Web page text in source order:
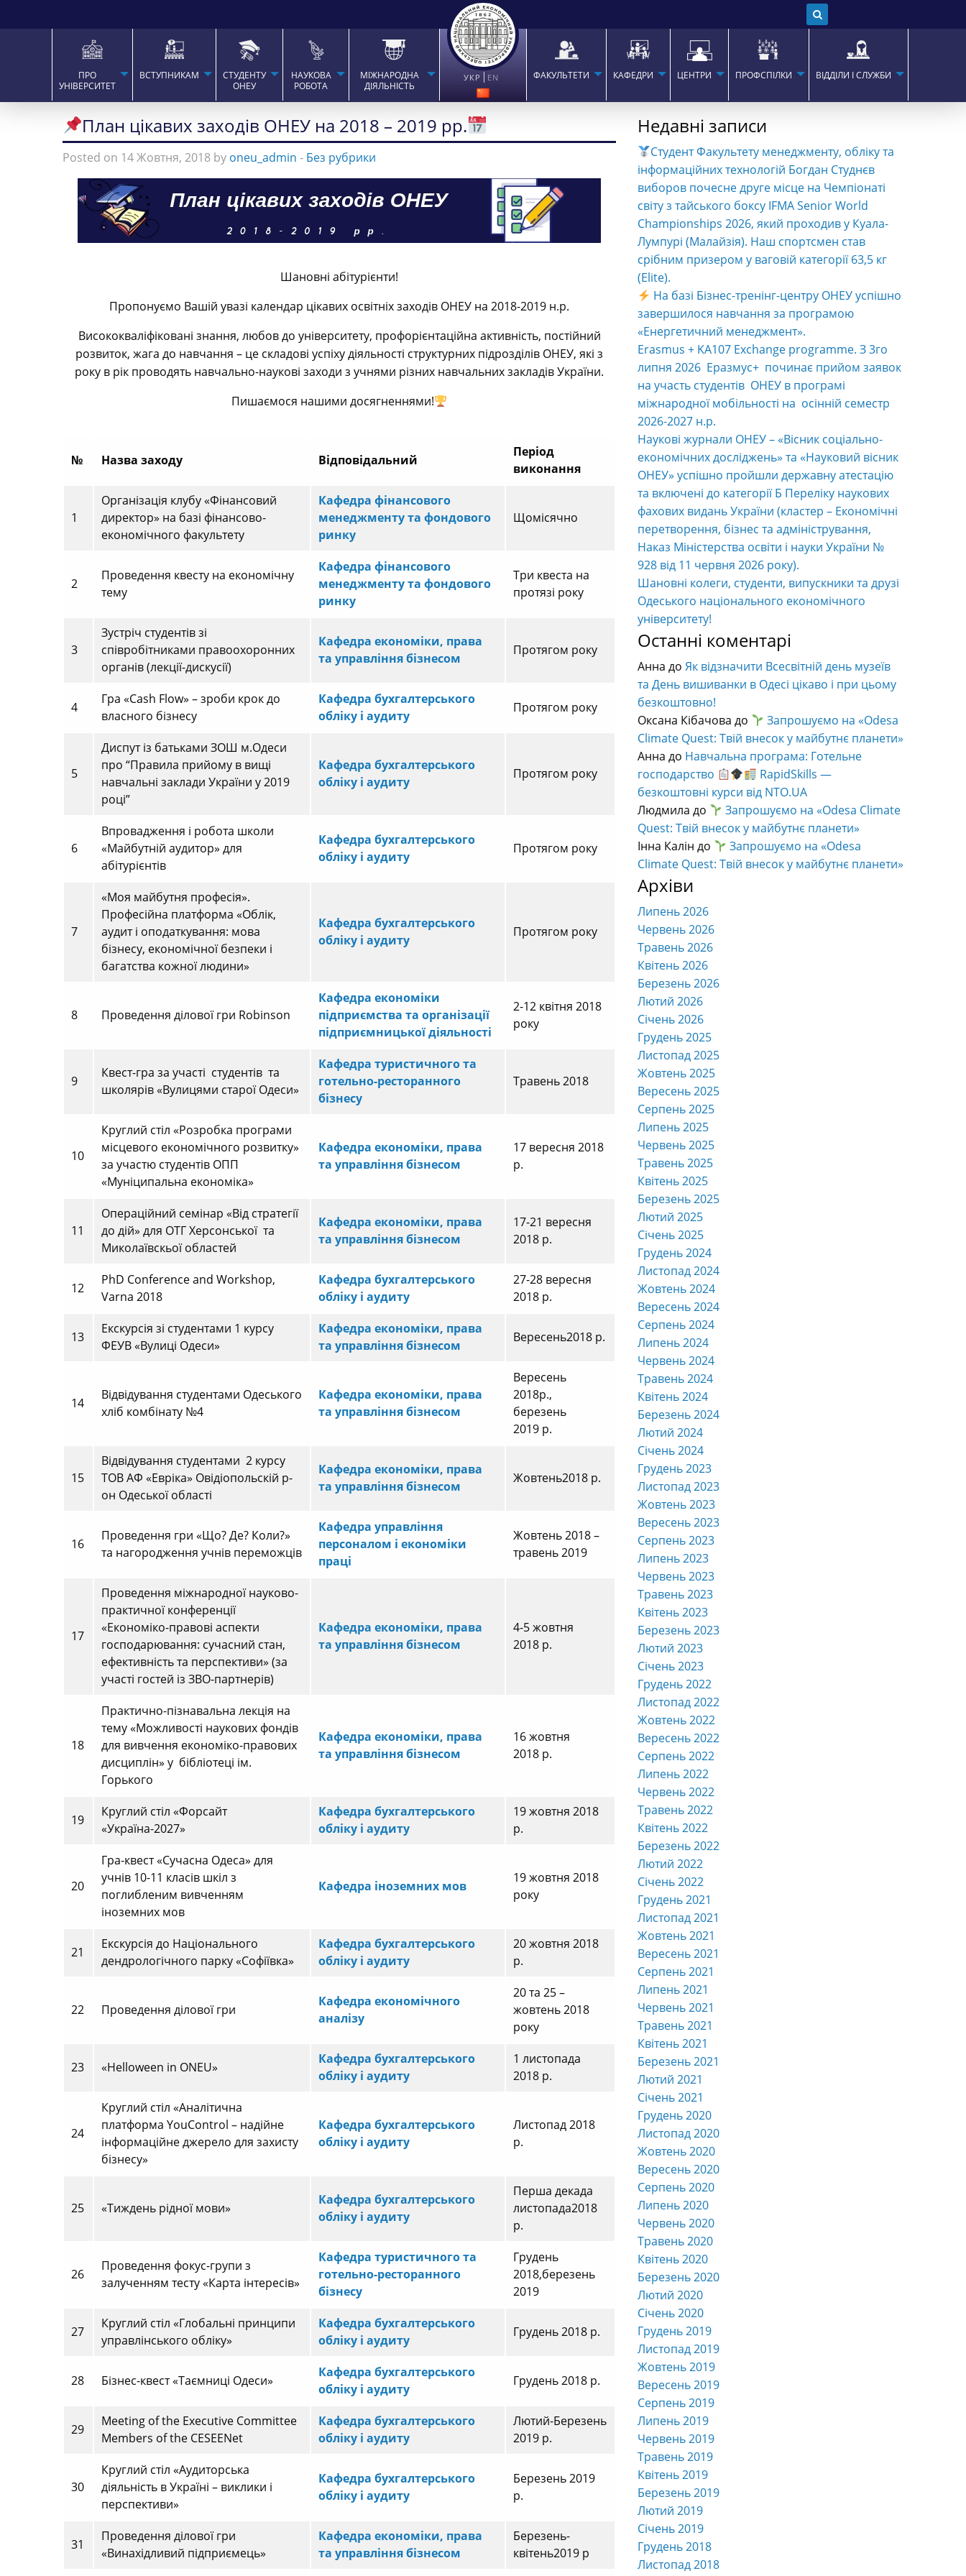
ПРО
УНІВЕРСИТЕТ
ВСТУПНИКАМ
СТУДЕНТУ
ОНЕУ
НАУКОВА
РОБОТА
МІЖНАРОДНА
ДІЯЛЬНІСТЬ
УКР EN ФАКУЛЬТЕТИ КАФЕДРИ ЦЕНТРИ ПРОФСПІЛКИ ВІДДІЛИ І СЛУЖБИ
План цікавих заходів ОНЕУ на 2018 – 2019 рр.
Posted on 14 Жовтня, 2018 by oneu_admin - Без рубрики
Шановні абітурієнти!
Пропонуємо Вашій увазі календар цікавих освітніх заходів ОНЕУ на 2018-2019 н.р.
Висококваліфіковані знання, любов до університету, профорієнтаційна активність, постійний
розвиток, жага до навчання – це складові успіху діяльності структурних підрозділів ОНЕУ, які з
року в рік проводять навчально-наукові заходи з учнями різних навчальних закладів України.
Пишаємося нашими досягненнями!
№ Назва заходу Відповідальний
Період
виконання
1
Організація клубу «Фінансовий
директор» на базі фінансово-
економічного факультету
Кафедра фінансового
менеджменту та фондового
ринку
Щомісячно
2
Проведення квесту на економічну
тему
Кафедра фінансового
менеджменту та фондового
ринку
Три квеста на
протязі року
3
Зустріч студентів зі
співробітниками правоохоронних
органів (лекції-дискусії)
Кафедра економіки, права
та управління бізнесом
Протягом року
4
Гра «Cash Flow» – зроби крок до
власного бізнесу
Кафедра бухгалтерського
обліку і аудиту
Протягом року
5
Диспут із батьками ЗОШ м.Одеси
про “Правила прийому в вищі
навчальні заклади України у 2019
році”
Кафедра бухгалтерського
обліку і аудиту
Протягом року
6
Впровадження і робота школи
«Майбутній аудитор» для
абітурієнтів
Кафедра бухгалтерського
обліку і аудиту
Протягом року
7
«Моя майбутня професія».
Професійна платформа «Облік,
аудит і оподаткування: мова
бізнесу, економічної безпеки і
багатства кожної людини»
Кафедра бухгалтерського
обліку і аудиту
Протягом року
8 Проведення ділової гри Robinson
Кафедра економіки
підприємства та організації
підприємницької діяльності
2-12 квітня 2018
року
9
Квест-гра за участі студентів та
школярів «Вулицями старої Одеси»
Кафедра туристичного та
готельно-ресторанного
бізнесу
Травень 2018
10
Круглий стіл «Розробка програми
місцевого економічного розвитку»
за участю студентів ОПП
«Муніципальна економіка»
Кафедра економіки, права
та управління бізнесом
17 вересня 2018
р.
11
Операційний семінар «Від стратегії
до дій» для ОТГ Херсонської та
Миколаївскьої областей
Кафедра економіки, права
та управління бізнесом
17-21 вересня
2018 р.
12
PhD Conference and Workshop,
Varna 2018
Кафедра бухгалтерського
обліку і аудиту
27-28 вересня
2018 р.
13
Екскурсія зі студентами 1 курсу
ФЕУВ «Вулиці Одеси»
Кафедра економіки, права
та управління бізнесом
Вересень2018 р.
14
Відвідування студентами Одеського
хліб комбінату №4
Кафедра економіки, права
та управління бізнесом
Вересень
2018р.,
березень
2019 р.
15
Відвідування студентами 2 курсу
ТОВ АФ «Евріка» Овідіопольскій р-
он Одеської області
Кафедра економіки, права
та управління бізнесом
Жовтень2018 р.
16
Проведення гри «Що? Де? Коли?»
та нагородження учнів переможців
Кафедра управління
персоналом і економіки
праці
Жовтень 2018 –
травень 2019
17
Проведення міжнародної науково-
практичної конференції
«Економіко-правові аспекти
господарювання: сучасний стан,
ефективність та перспективи» (за
участі гостей із ЗВО-партнерів)
Кафедра економіки, права
та управління бізнесом
4-5 жовтня
2018 р.
18
Практично-пізнавальна лекція на
тему «Можливості наукових фондів
для вивчення економіко-правових
дисциплін» у бібліотеці ім.
Горького
Кафедра економіки, права
та управління бізнесом
16 жовтня
2018 р.
19
Круглий стіл «Форсайт
«Україна-2027»
Кафедра бухгалтерського
обліку і аудиту
19 жовтня 2018
р.
20
Гра-квест «Сучасна Одеса» для
учнів 10-11 класів шкіл з
поглибленим вивченням
іноземних мов
Кафедра іноземних мов
19 жовтня 2018
року
21
Екскурсія до Національного
дендрологічного парку «Софіївка»
Кафедра бухгалтерського
обліку і аудиту
20 жовтня 2018
р.
22 Проведення ділової гри
Кафедра економічного
аналізу
20 та 25 –
жовтень 2018
року
23 «Helloween in ONEU»
Кафедра бухгалтерського
обліку і аудиту
1 листопада
2018 р.
24
Круглий стіл «Аналітична
платформа YouControl – надійне
інформаційне джерело для захисту
бізнесу»
Кафедра бухгалтерського
обліку і аудиту
Листопад 2018
р.
25 «Тиждень рідної мови»
Кафедра бухгалтерського
обліку і аудиту
Перша декада
листопада2018
р.
26
Проведення фокус-групи з
залученням тесту «Карта інтересів»
Кафедра туристичного та
готельно-ресторанного
бізнесу
Грудень
2018,березень
2019
27
Круглий стіл «Глобальні принципи
управлінського обліку»
Кафедра бухгалтерського
обліку і аудиту
Грудень 2018 р.
28 Бізнес-квест «Таємниці Одеси»
Кафедра бухгалтерського
обліку і аудиту
Грудень 2018 р.
29
Meeting of the Executive Committee
Members of the CESEENet
Кафедра бухгалтерського
обліку і аудиту
Лютий-Березень
2019 р.
30
Круглий стіл «Аудиторська
діяльність в Україні – виклики і
перспективи»
Кафедра бухгалтерського
обліку і аудиту
Березень 2019
р.
31
Проведення ділової гри
«Винахідливий підприємець»
Кафедра економіки, права
та управління бізнесом
Березень-
квітень2019 р
Недавні записи
Студент Факультету менеджменту, обліку та
інформаційних технологій Богдан Студнєв
виборов почесне друге місце на Чемпіонаті
світу з тайського боксу IFMA Senior World
Championships 2026, який проходив у Куала-
Лумпурі (Малайзія). Наш спортсмен став
срібним призером у ваговій категорії 63,5 кг
(Elite).
На базі Бізнес-тренінг-центру ОНЕУ успішно
завершилося навчання за програмою
«Енергетичний менеджмент».
Erasmus + KA107 Exchange programme. З 3го
липня 2026 Еразмус+ починає прийом заявок
на участь студентів ОНЕУ в програмі
міжнародної мобільності на осінній семестр
2026-2027 н.р.
Наукові журнали ОНЕУ – «Вісник соціально-
економічних досліджень» та «Науковий вісник
ОНЕУ» успішно пройшли державну атестацію
та включені до категорії Б Переліку наукових
фахових видань України (кластер – Економічні
перетворення, бізнес та адміністрування,
Наказ Міністерства освіти і науки України №
928 від 11 червня 2026 року).
Шановні колеги, студенти, випускники та друзі
Одеського національного економічного
університету!
Останні коментарі
Анна доЯк відзначити Всесвітній день музеїв
та День вишиванки в Одесі цікаво і при цьому
безкоштовно!
Оксана Кібачова до
Запрошуємо на «Odesa
Climate Quest: Твій внесок у майбутнє планети»
Анна до Навчальна програма: Готельне
господарство
RapidSkills —
безкоштовні курси від NTO.UA
Людмила до
Запрошуємо на «Odesa Climate
Quest: Твій внесок у майбутнє планети»
Інна Калін до
Запрошуємо на «Odesa
Climate Quest: Твій внесок у майбутнє планети»
Архіви
Липень 2026
Червень 2026
Травень 2026
Квітень 2026
Березень 2026
Лютий 2026
Січень 2026
Грудень 2025
Листопад 2025
Жовтень 2025
Вересень 2025
Серпень 2025
Липень 2025
Червень 2025
Травень 2025
Квітень 2025
Березень 2025
Лютий 2025
Січень 2025
Грудень 2024
Листопад 2024
Жовтень 2024
Вересень 2024
Серпень 2024
Липень 2024
Червень 2024
Травень 2024
Квітень 2024
Березень 2024
Лютий 2024
Січень 2024
Грудень 2023
Листопад 2023
Жовтень 2023
Вересень 2023
Серпень 2023
Липень 2023
Червень 2023
Травень 2023
Квітень 2023
Березень 2023
Лютий 2023
Січень 2023
Грудень 2022
Листопад 2022
Жовтень 2022
Вересень 2022
Серпень 2022
Липень 2022
Червень 2022
Травень 2022
Квітень 2022
Березень 2022
Лютий 2022
Січень 2022
Грудень 2021
Листопад 2021
Жовтень 2021
Вересень 2021
Серпень 2021
Липень 2021
Червень 2021
Травень 2021
Квітень 2021
Березень 2021
Лютий 2021
Січень 2021
Грудень 2020
Листопад 2020
Жовтень 2020
Вересень 2020
Серпень 2020
Липень 2020
Червень 2020
Травень 2020
Квітень 2020
Березень 2020
Лютий 2020
Січень 2020
Грудень 2019
Листопад 2019
Жовтень 2019
Вересень 2019
Серпень 2019
Липень 2019
Червень 2019
Травень 2019
Квітень 2019
Березень 2019
Лютий 2019
Січень 2019
Грудень 2018
Листопад 2018